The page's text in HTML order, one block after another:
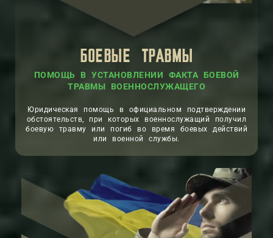
БОЕВЫЕ ТРАВМЫ
ПОМОЩЬ В УСТАНОВЛЕНИИ ФАКТА БОЕВОЙ
ТРАВМЫ ВОЕННОСЛУЖАЩЕГО
Юридическая помощь в официальном подтверждении
обстоятельств, при которых военнослужащий получил
боевую травму или погиб во время боевых действий
или военной службы.